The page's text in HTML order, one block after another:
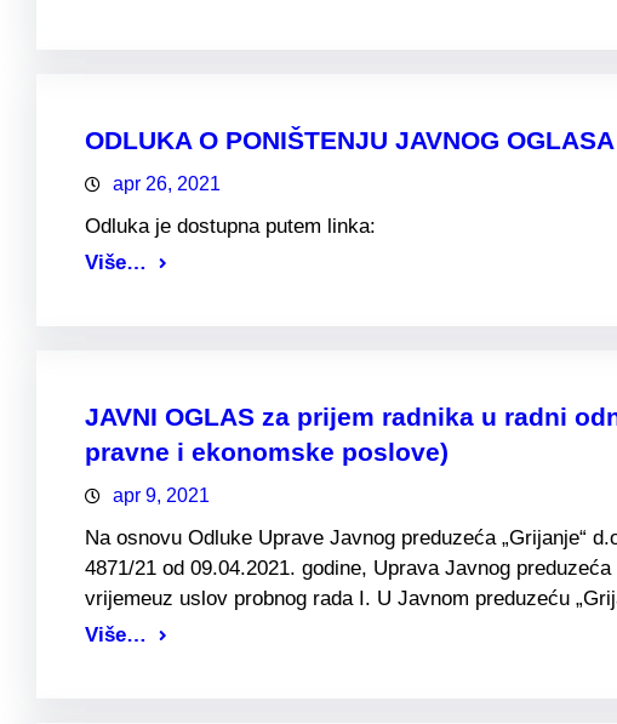
ODLUKA O PONIŠTENJU JAVNOG
apr 26, 2021
Odluka je dostupna putem linka:
Više…
JAVNI OGLAS za prijem radnika u radni
pravne i ekonomske poslove)
apr 9, 2021
Na osnovu Odluke Uprave Javnog preduzeća „Grijanje“
4871/21 od 09.04.2021. godine, Uprava Javnog
vrijemeuz uslov probnog rada I. U Javnom preduzeću
Više…